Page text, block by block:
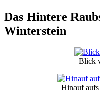
Das Hintere
Winterstein
Blick
Hinauf